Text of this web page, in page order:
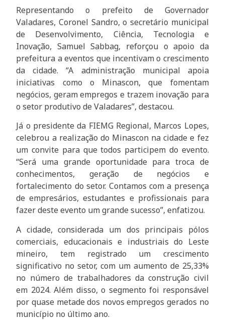
Representando o prefeito de Governador
Valadares, Coronel Sandro, o secretário municipal
de Desenvolvimento, Ciência, Tecnologia e
Inovação, Samuel Sabbag, reforçou o apoio da
prefeitura a eventos que incentivam o crescimento
da cidade. “A administração municipal apoia
iniciativas como o Minascon, que fomentam
negócios, geram empregos e trazem inovação para
o setor produtivo de Valadares”, destacou.
Já o presidente da FIEMG Regional, Marcos Lopes,
celebrou a realização do Minascon na cidade e fez
um convite para que todos participem do evento.
“Será uma grande oportunidade para troca de
conhecimentos, geração de negócios e
fortalecimento do setor. Contamos com a presença
de empresários, estudantes e profissionais para
fazer deste evento um grande sucesso”, enfatizou.
A cidade, considerada um dos principais pólos
comerciais, educacionais e industriais do Leste
mineiro, tem registrado um crescimento
significativo no setor, com um aumento de 25,33%
no número de trabalhadores da construção civil
em 2024. Além disso, o segmento foi responsável
por quase metade dos novos empregos gerados no
município no último ano.